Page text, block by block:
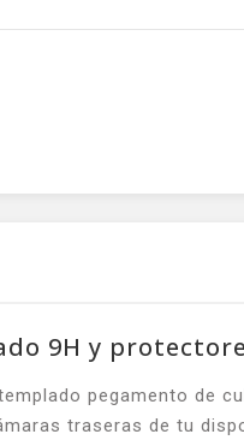
9H y
pegamento de
traseras de tu